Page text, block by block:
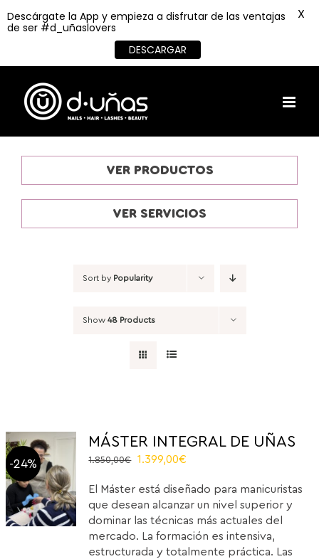
content
VER PRODUCTOS
VER SERVICIOS
Sort by Popularity
Show 48 Products
-24%
MÁSTER INTEGRAL DE UÑAS
1.850,00€
Original
was:
1.850,00€.
1.399,00€
is:
1.399,00€.
El Máster está diseñado para manicuristas
que desean alcanzar un nivel superior y
dominar las técnicas más actuales del
mercado. La formación es intensiva,
estructurada y totalmente práctica. Las
Descárgate la App y empieza a disfrutar de las ventajas
de ser #d_uñaslovers
DESCARGAR
X